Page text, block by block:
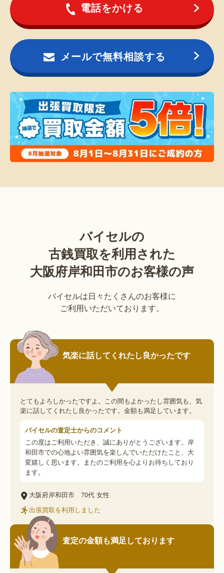
電話をかける
メールで無料相談する
バイセルの
古銭買取を利用された
大阪府岸和田市のお客様の声
バイセルは日々たくさんのお客様に
ご利用いただいております。
気楽に話してくれたし良かったです
とてもよろしかったですよ。この間もよかったし雰囲気も、気
楽に話してくれたし良かったです。金額も満足しています。
バイセルの査定士からのコメント
この度はご利用いただき、誠にありがとうございます。岸
和田市での心地よい雰囲気を楽しんでいただけたこと、大
変嬉しく思います。またのご利用を心よりお待ちしており
ます。
大阪府岸和田市 70代 女性
出張買取を利用しました
査定の金額も満足しております